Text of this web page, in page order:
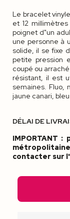
Le bracelet
et 12
poignet d"un
une personne à
solide, il se fixe
petite pression
coupé ou
résistant, il est
semaines. Fluo,
jaune canari,
DÉLAI DE
IMPORTANT
contacter sur